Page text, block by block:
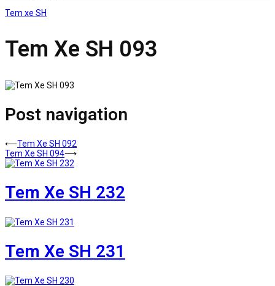
Tem xe SH
Tem Xe SH 093
Post navigation
⟵Tem Xe SH 092
Tem Xe SH 094⟶
Tem Xe SH 232
Tem Xe SH 231